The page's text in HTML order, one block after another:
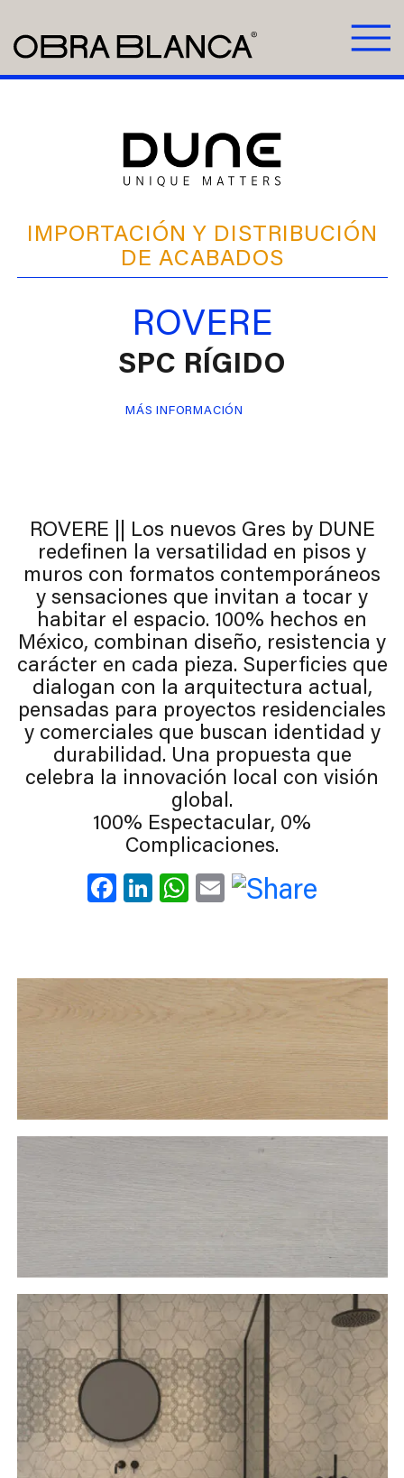
IMPORTACIÓN Y DISTRIBUCIÓN
DE ACABADOS
ROVERE
SPC RÍGIDO
MÁS INFORMACIÓN
ROVERE || Los nuevos Gres by DUNE
redefinen la versatilidad en pisos y
muros con formatos contemporáneos
y sensaciones que invitan a tocar y
habitar el espacio. 100% hechos en
México, combinan diseño, resistencia y
carácter en cada pieza. Superficies que
dialogan con la arquitectura actual,
pensadas para proyectos residenciales
y comerciales que buscan identidad y
durabilidad. Una propuesta que
celebra la innovación local con visión
global.
100% Espectacular, 0%
Complicaciones.
Facebook
LinkedIn
WhatsApp
Email